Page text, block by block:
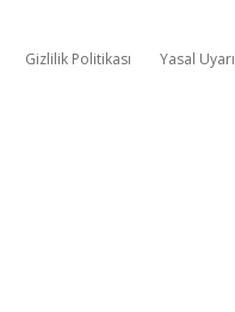
Gizlilik Politikası Yasal Uyarı